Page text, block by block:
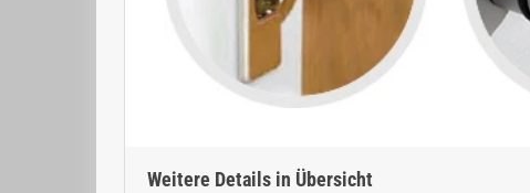
Weitere Details in Übersicht